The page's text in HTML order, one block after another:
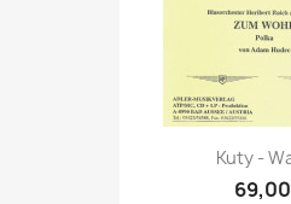
Kuty -